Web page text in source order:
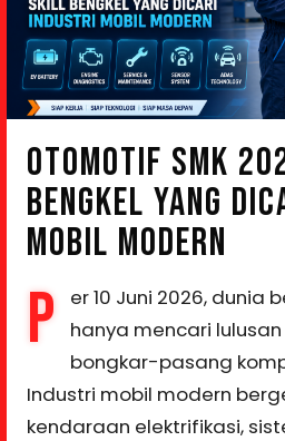
OTOMOTIF SMK
BENGKEL YANG
MOBIL MODERN
P
er 10 Juni 2026, dunia
hanya mencari lulusan
bongkar-pasang
Industri mobil modern
kendaraan elektrifikasi,